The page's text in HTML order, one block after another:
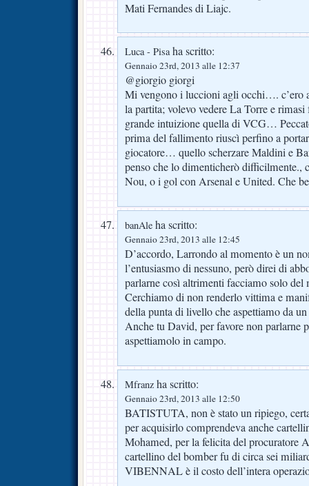
Mati Fernandes di Liajc.
Luca - Pisaha scritto:
Gennaio 23rd, 2013 alle 12:37
@giorgio giorgi
Mi vengono i luccioni agli occhi…. c’ero
la partita; volevo vedere La Torre e
grande intuizione quella di VCG…
prima del fallimento riuscì perfino a
giocatore… quello scherzare Maldini e
penso che lo dimenticherò difficilmente.,
Nou, o i gol con Arsenal e United. Che
banAle ha scritto:
Gennaio 23rd, 2013 alle 12:45
D’accordo, Larrondo al momento è un
l’entusiasmo di nessuno, però direi di
parlarne così altrimenti facciamo solo del
Cerchiamo di non renderlo vittima e
della punta di livello che aspettiamo da
Anche tu David, per favore non parlarne
aspettiamolo in campo.
Mfranz ha scritto:
Gennaio 23rd, 2013 alle 12:50
BATISTUTA, non è stato un ripiego,
per acquisirlo comprendeva anche
Mohamed, per la felicita del procuratore
cartellino del bomber fu di circa sei
VIBENNAL è il costo dell’intera